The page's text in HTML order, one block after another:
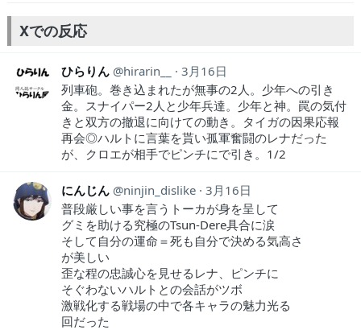
う...タイトルも色々考え… 前回の兄ちゃん生きてたんか。我慢して生
き… Re:ゼロから始める異世界生活 テレシア…
Xでの反応
ひらりん hirarin__
3月16日
列車砲。巻き込まれたが無事の2人。少年への引き
金。スナイパー2人と少年兵達。少年と神。罠の気付
きと双方の撤退に向けての動き。タイガの因果応報
再会◎ハルトに言葉を貰い孤軍奮闘のレナだった
が、クロエが相手でピンチにで引き。1/2
にんじん ninjin_dislike 3月16日
普段厳しい事を言うトーカが身を呈して
グミを助ける究極のTsun-Dere具合に涙
そして自分の運命＝死も自分で決める気高さ
が美しい
歪な程の忠誠心を見せるレナ、ピンチに
そぐわないハルトとの会話がツボ
激戦化する戦場の中で各キャラの魅力光る
回だった